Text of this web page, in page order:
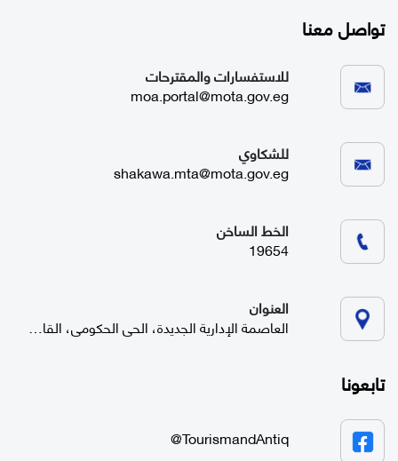
تواصل معنا
للاستفسارات والمقترحات
moa.portal@mota.gov.eg
للشكاوي
shakawa.mta@mota.gov.eg
الخط الساخن
19654
العنوان
العاصمة الإدارية الجديدة، الحي الحكومي، القاهرة
تابعونا
TourismandAntiq@